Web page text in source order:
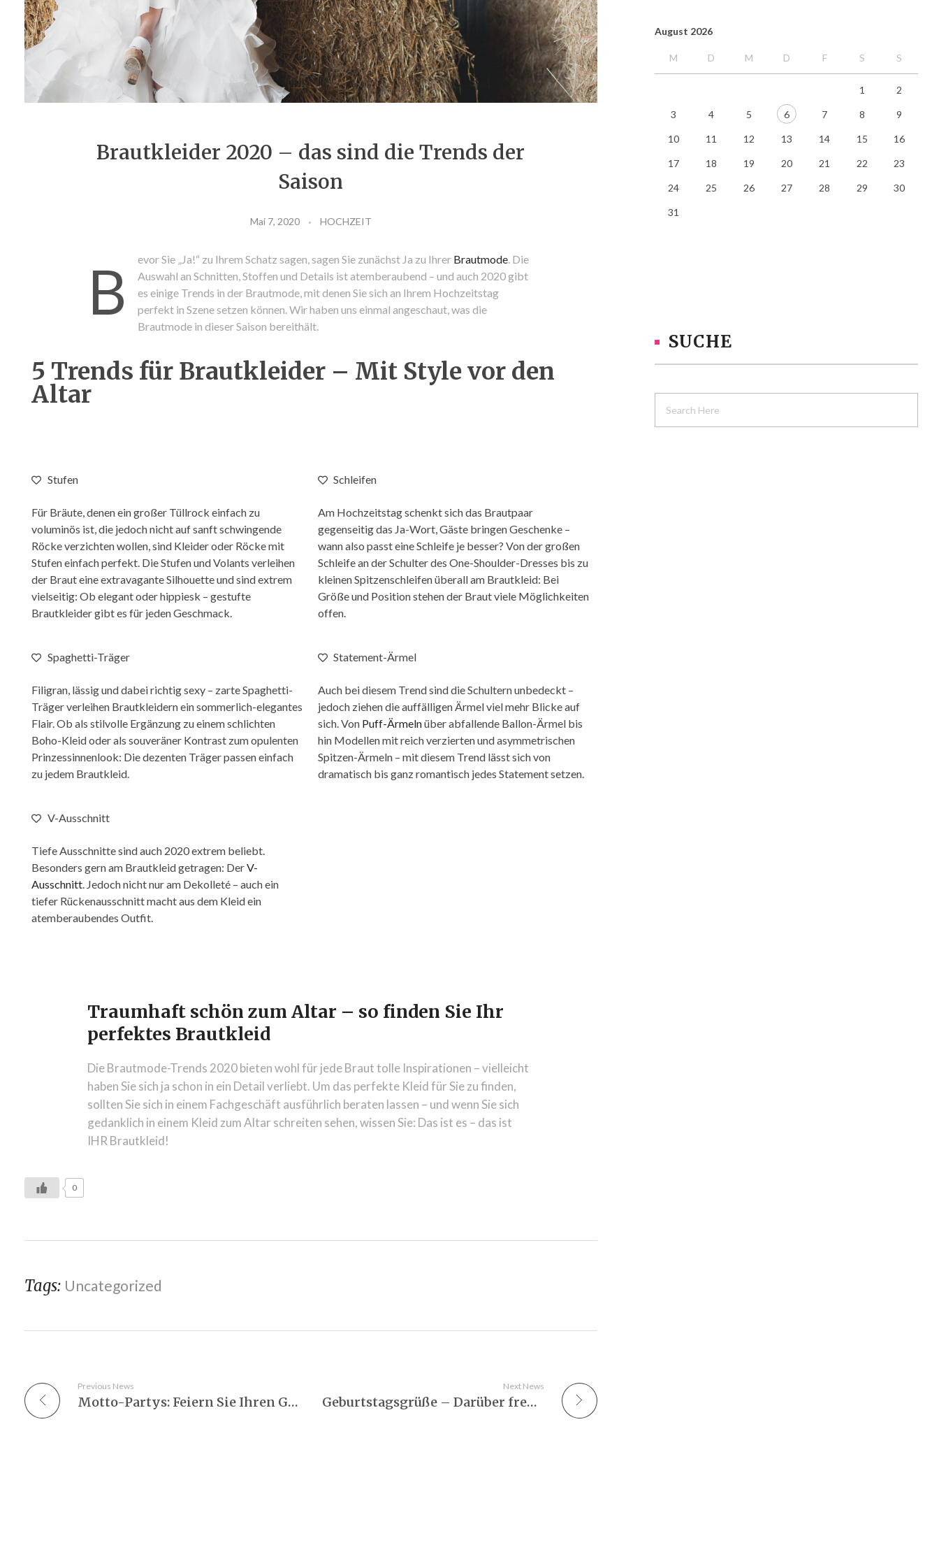
Brautkleider 2020 – das sind die Trends der
Saison
Mai 7, 2020 HOCHZEIT
B evor Sie „Ja!“ zu Ihrem Schatz sagen, sagen Sie zunächst Ja zu Ihrer Brautmode. Die
Auswahl an Schnitten, Stoffen und Details ist atemberaubend – und auch 2020 gibt
es einige Trends in der Brautmode, mit denen Sie sich an Ihrem Hochzeitstag
perfekt in Szene setzen können. Wir haben uns einmal angeschaut, was die
Brautmode in dieser Saison bereithält.
5 Trends für Brautkleider – Mit Style vor den
Altar
Stufen
Für Bräute, denen ein großer Tüllrock einfach zu
voluminös ist, die jedoch nicht auf sanft schwingende
Röcke verzichten wollen, sind Kleider oder Röcke mit
Stufen einfach perfekt. Die Stufen und Volants verleihen
der Braut eine extravagante Silhouette und sind extrem
vielseitig: Ob elegant oder hippiesk – gestufte
Brautkleider gibt es für jeden Geschmack.
Spaghetti-Träger
Filigran, lässig und dabei richtig sexy – zarte Spaghetti-
Träger verleihen Brautkleidern ein sommerlich-elegantes
Flair. Ob als stilvolle Ergänzung zu einem schlichten
Boho-Kleid oder als souveräner Kontrast zum opulenten
Prinzessinnenlook: Die dezenten Träger passen einfach
zu jedem Brautkleid.
V-Ausschnitt
Tiefe Ausschnitte sind auch 2020 extrem beliebt.
Besonders gern am Brautkleid getragen: DerV-
Ausschnitt. Jedoch nicht nur am Dekolleté – auch ein
tiefer Rückenausschnitt macht aus dem Kleid ein
atemberaubendes Outfit.
Schleifen
Am Hochzeitstag schenkt sich das Brautpaar
gegenseitig das Ja-Wort, Gäste bringen Geschenke –
wann also passt eine Schleife je besser? Von der großen
Schleife an der Schulter des One-Shoulder-Dresses bis zu
kleinen Spitzenschleifen überall am Brautkleid: Bei
Größe und Position stehen der Braut viele Möglichkeiten
offen.
Statement-Ärmel
Auch bei diesem Trend sind die Schultern unbedeckt –
jedoch ziehen die auffälligen Ärmel viel mehr Blicke auf
sich. Von Puff-Ärmelnüber abfallende Ballon-Ärmel bis
hin Modellen mit reich verzierten und asymmetrischen
Spitzen-Ärmeln – mit diesem Trend lässt sich von
dramatisch bis ganz romantisch jedes Statement setzen.
Traumhaft schön zum Altar – so finden Sie Ihr
perfektes Brautkleid
Die Brautmode-Trends 2020 bieten wohl für jede Braut tolle Inspirationen – vielleicht
haben Sie sich ja schon in ein Detail verliebt. Um das perfekte Kleid für Sie zu finden,
sollten Sie sich in einem Fachgeschäft ausführlich beraten lassen – und wenn Sie sich
gedanklich in einem Kleid zum Altar schreiten sehen, wissen Sie: Das ist es – das ist
IHR Brautkleid!
0
Tags: Uncategorized
Previous News
Motto-Partys: Feiern Sie Ihren Geburtstag doch mal ganz besonders
Next News
Geburtstagsgrüße – Darüber freut sich jeder
August 2026
M D M D F S S
1 2
3 4 5 6 7 8 9
10 11 12 13 14 15 16
17 18 19 20 21 22 23
24 25 26 27 28 29 30
31
SUCHE